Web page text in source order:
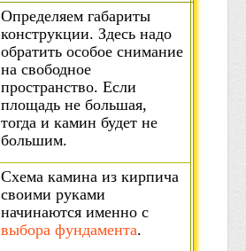
Определяем габариты
конструкции. Здесь надо
обратить особое снимание
на свободное
пространство. Если
площадь не большая,
тогда и камин будет не
большим.
Схема камина из кирпича
своими руками
начинаются именно с
выбора фундамента.